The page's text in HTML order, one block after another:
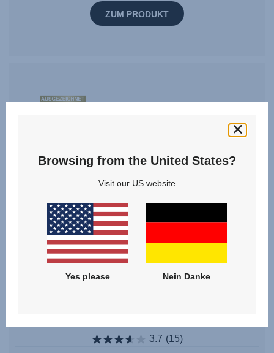
ZUM PRODUKT
Tag
10.2024
3.7 (15)
Browsing from the United States?
Visit our US website
Yes please Nein Danke